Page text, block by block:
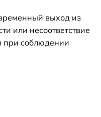
выход из
или несоответствие
при соблюдении